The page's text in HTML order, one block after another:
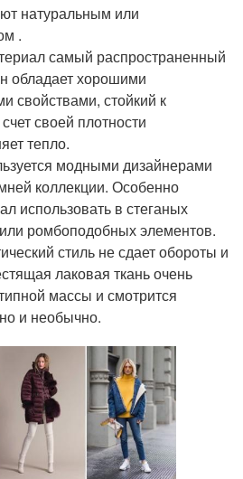
натуральным или
.
самый распространенный
обладает хорошими
свойствами, стойкий к
своей плотности
тепло.
модными дизайнерами
коллекции. Особенно
использовать в стеганых
ромбоподобных элементов.
стиль не сдает обороты и
лаковая ткань очень
массы и смотрится
и необычно.